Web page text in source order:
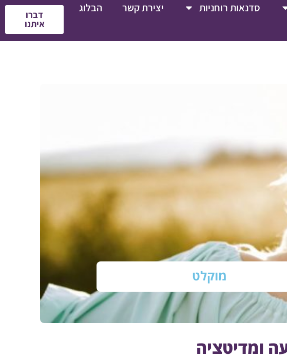
סדנאות רוחניות יצירת קשר
הבלוג
דברו
איתנו
מוקלט
ומדיטציה